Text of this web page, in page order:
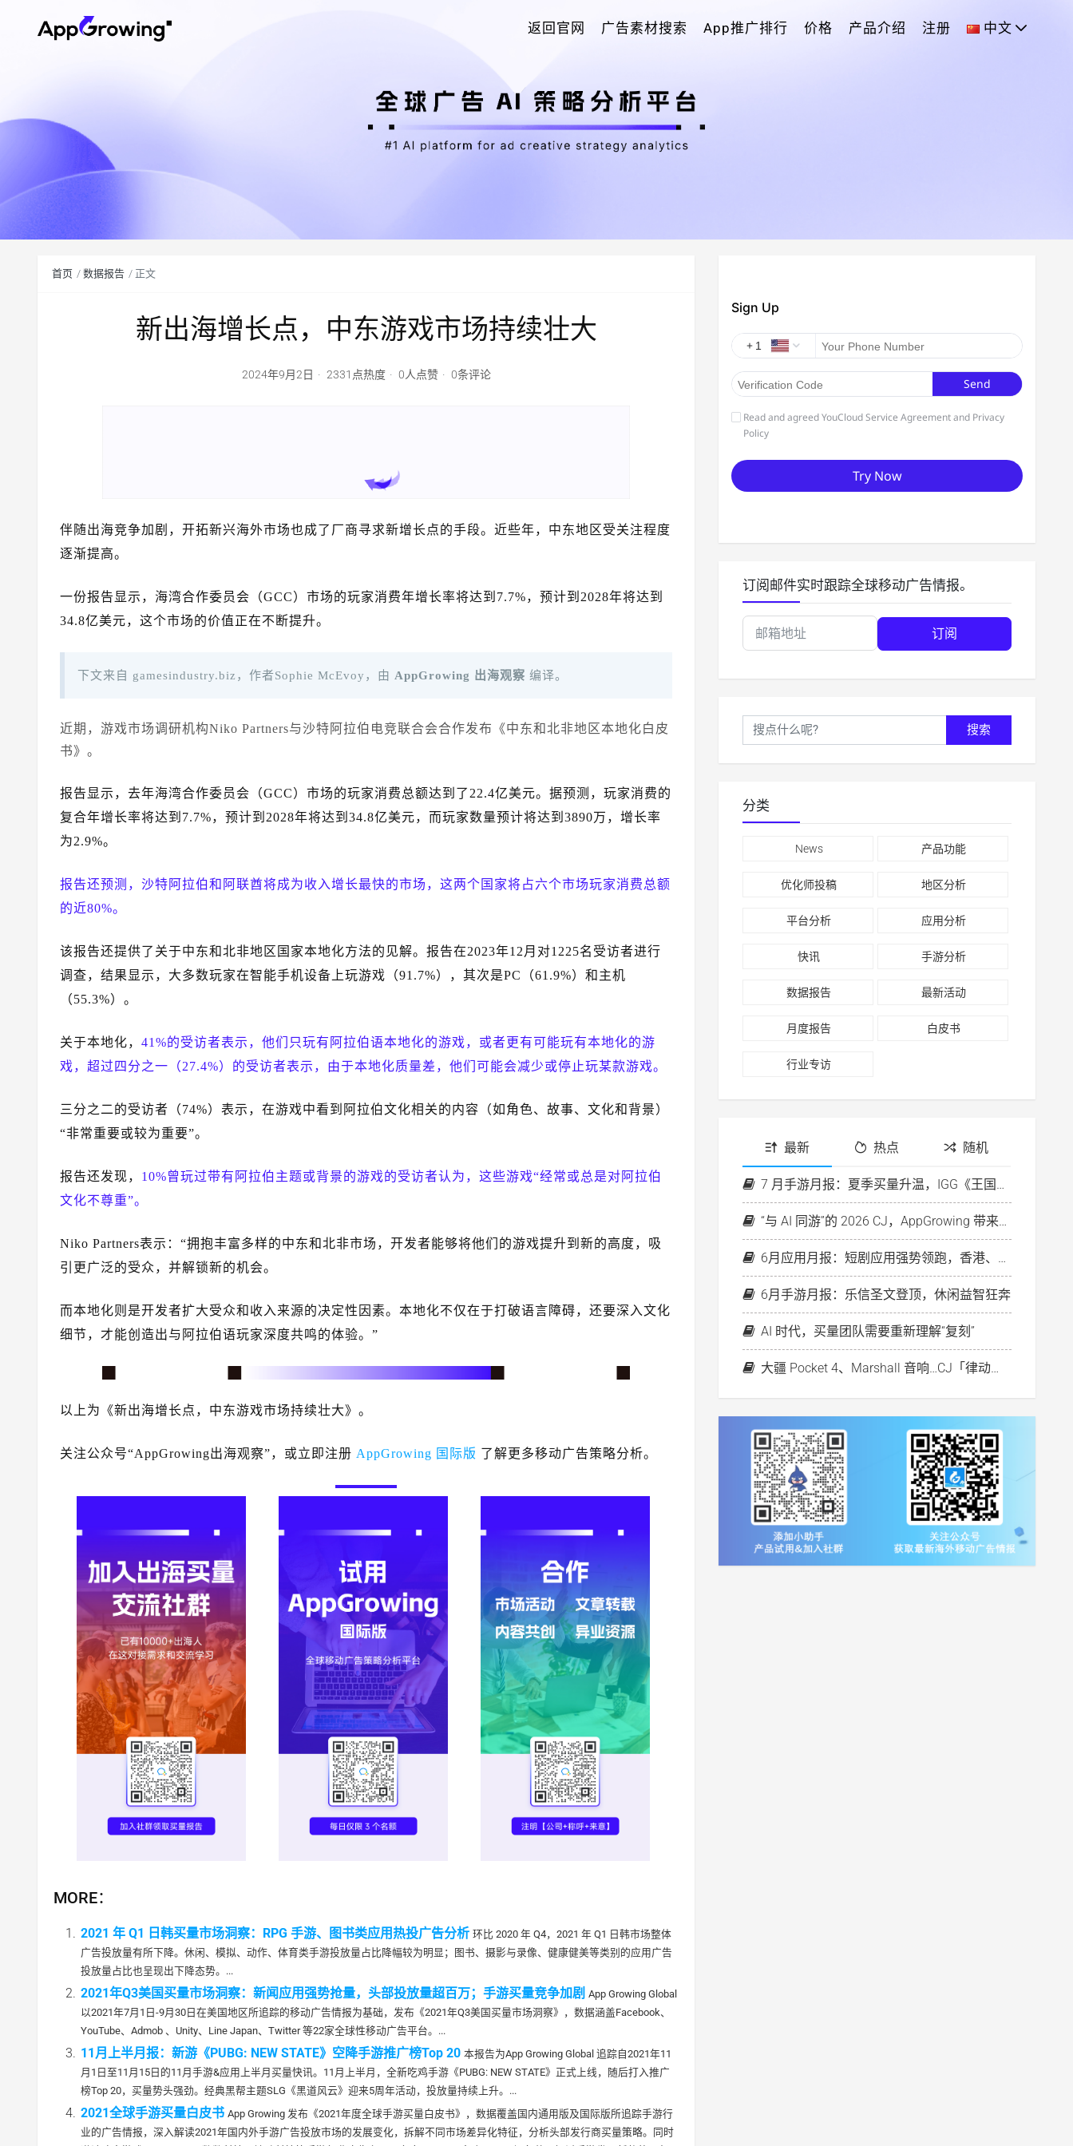
返回官网 广告素材搜索 App推广排行 价格 产品介绍 注册 中文
首页 数据报告 正文
新出海增长点，中东游戏市场持续壮大
2024年9月2日 2331点热度 0人点赞 0条评论
伴随出海竞争加剧，开拓新兴海外市场也成了厂商寻求新增长点的手段。近些年，中东地区受关注程度
逐渐提高。
一份报告显示，海湾合作委员会（GCC）市场的玩家消费年增长率将达到7.7%，预计到2028年将达到
34.8亿美元，这个市场的价值正在不断提升。
下文来自 gamesindustry.biz，作者Sophie McEvoy，由 AppGrowing 出海观察 编译。
近期，游戏市场调研机构Niko Partners与沙特阿拉伯电竞联合会合作发布《中东和北非地区本地化白皮
书》。
报告显示，去年海湾合作委员会（GCC）市场的玩家消费总额达到了22.4亿美元。据预测，玩家消费的
复合年增长率将达到7.7%，预计到2028年将达到34.8亿美元，而玩家数量预计将达到3890万，增长率
为2.9%。
报告还预测，沙特阿拉伯和阿联酋将成为收入增长最快的市场，这两个国家将占六个市场玩家消费总额
的近80%。
该报告还提供了关于中东和北非地区国家本地化方法的见解。报告在2023年12月对1225名受访者进行
调查，结果显示，大多数玩家在智能手机设备上玩游戏（91.7%），其次是PC（61.9%）和主机
（55.3%）。
关于本地化， 41%的受访者表示，他们只玩有阿拉伯语本地化的游戏，或者更有可能玩有本地化的游
戏，超过四分之一（27.4%）的受访者表示，由于本地化质量差，他们可能会减少或停止玩某款游戏。
三分之二的受访者（74%）表示，在游戏中看到阿拉伯文化相关的内容（如角色、故事、文化和背景）
“非常重要或较为重要”。
报告还发现， 10%曾玩过带有阿拉伯主题或背景的游戏的受访者认为，这些游戏“经常或总是对阿拉伯
文化不尊重”。
Niko Partners表示：“拥抱丰富多样的中东和北非市场，开发者能够将他们的游戏提升到新的高度，吸
引更广泛的受众，并解锁新的机会。
而本地化则是开发者扩大受众和收入来源的决定性因素。本地化不仅在于打破语言障碍，还要深入文化
细节，才能创造出与阿拉伯语玩家深度共鸣的体验。”
以上为《新出海增长点，中东游戏市场持续壮大》。
关注公众号“AppGrowing出海观察”，或立即注册 AppGrowing 国际版 了解更多移动广告策略分析。
MORE：
2021 年 Q1 日韩买量市场洞察：RPG 手游、图书类应用热投广告分析 环比 2020 年 Q4，2021 年 Q1 日韩市场整体
广告投放量有所下降。休闲、模拟、动作、体育类手游投放量占比降幅较为明显；图书、摄影与录像、健康健美等类别的应用广告
投放量占比也呈现出下降态势。...
2021年Q3美国买量市场洞察：新闻应用强势抢量，头部投放量超百万；手游买量竞争加剧 App Growing Global
以2021年7月1日-9月30日在美国地区所追踪的移动广告情报为基础，发布《2021年Q3美国买量市场洞察》，数据涵盖Facebook、
YouTube、Admob 、Unity、Line Japan、Twitter 等22家全球性移动广告平台。...
11月上半月报：新游《PUBG: NEW STATE》空降手游推广榜Top 20 本报告为App Growing Global 追踪自2021年11
月1日至11月15日的11月手游&应用上半月买量快讯。11月上半月，全新吃鸡手游《PUBG: NEW STATE》正式上线，随后打入推广
榜Top 20，买量势头强劲。经典黑帮主题SLG《黑道风云》迎来5周年活动，投放量持续上升。...
2021全球手游买量白皮书 App Growing 发布《2021年度全球手游买量白皮书》，数据覆盖国内通用版及国际版所追踪手游行
业的广告情报，深入解读2021年国内外手游广告投放市场的发展变化，拆解不同市场差异化特征，分析头部发行商买量策略。同时
订阅邮件实时跟踪全球移动广告情报。
订阅
搜索
分类
News 产品功能
优化师投稿 地区分析
平台分析 应用分析
快讯 手游分析
数据报告 最新活动
月度报告 白皮书
行业专访
最新 热点 随机
7 月手游月报：夏季买量升温，IGG《王国纪元》再次破圈
“与 AI 同游”的 2026 CJ，AppGrowing 带来行业首个素材策略分析 Agent
6月应用月报：短剧应用强势领跑，香港、欧洲房产平台投放升温
6月手游月报：乐信圣文登顶，休闲益智狂奔
AI 时代，买量团队需要重新理解“复刻”
大疆 Pocket 4、Marshall 音响…CJ「律动之夜」好礼等你来！